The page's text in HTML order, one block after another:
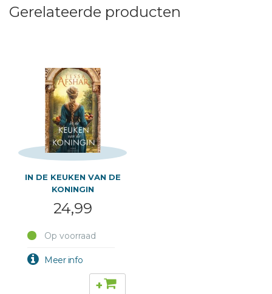
Gerelateerde producten
IN DE KEUKEN VAN DE
KONINGIN
24,99
Op voorraad
+